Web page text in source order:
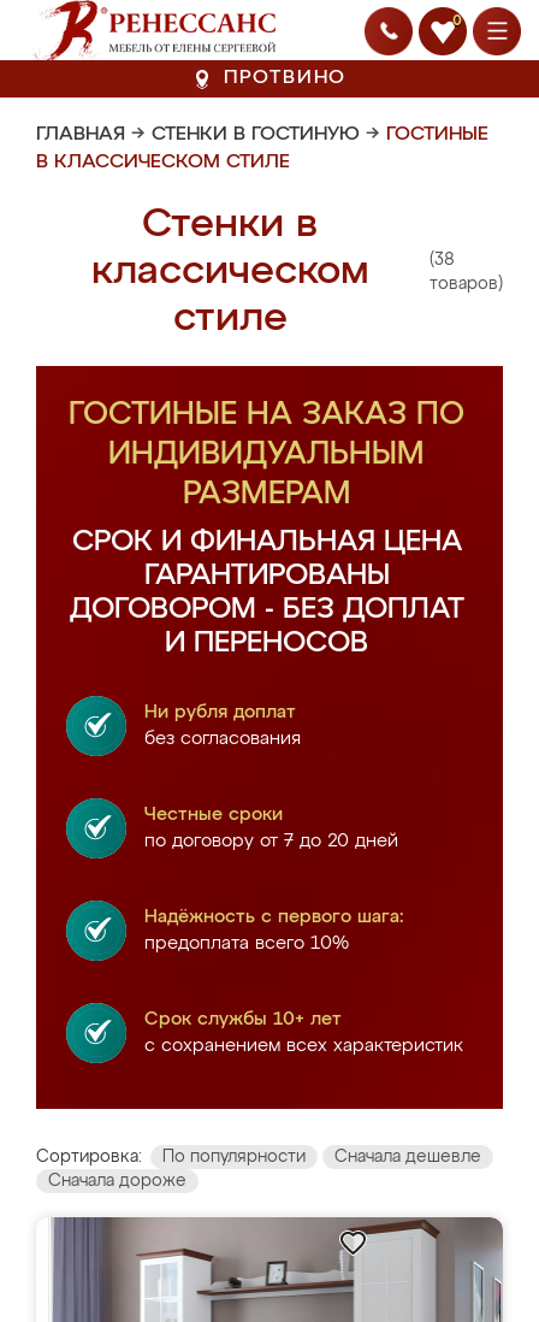
0
ПРОТВИНО
ГЛАВНАЯ → СТЕНКИ В ГОСТИНУЮ → ГОСТИНЫЕ
В КЛАССИЧЕСКОМ СТИЛЕ
Стенки в
классическом
стиле
(38
товаров)
ГОСТИНЫЕ НА ЗАКАЗ ПО
ИНДИВИДУАЛЬНЫМ
РАЗМЕРАМ
СРОК И ФИНАЛЬНАЯ ЦЕНА
ГАРАНТИРОВАНЫ
ДОГОВОРОМ - БЕЗ ДОПЛАТ
И ПЕРЕНОСОВ
Ни рубля доплат
без согласования
Честные сроки
по договору от 7 до 20 дней
Надёжность с первого шага:
предоплата всего 10%
Срок службы 10+ лет
с сохранением всех характеристик
Сортировка: По популярности
Сначала дешевле
Сначала дороже